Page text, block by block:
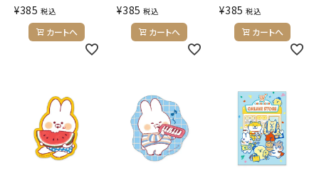
¥385 税込
カートへ
¥385 税込
カートへ
¥385 税込
カートへ